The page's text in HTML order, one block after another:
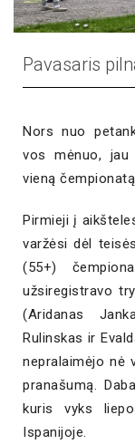
Pavasaris
Nors nuo
vos mėnuo, jau
vieną
Pirmieji į
varžėsi dėl
(55+)
užsiregistravo
(Aridanas
Rulinskas ir
nepralaimėjo nė
pranašumą.
kuris vyks
Ispanijoje.